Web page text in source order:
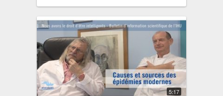
5:17